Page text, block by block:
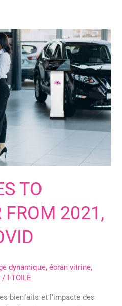
TO
FROM 2021,
dynamique,écran vitrine,
/ I-TOILE
bienfaits et l’impacte des